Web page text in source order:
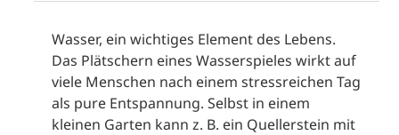
Wasser, ein wichtiges Element des Lebens.
Das Plätschern eines Wasserspieles wirkt auf
viele Menschen nach einem stressreichen Tag
als pure Entspannung. Selbst in einem
kleinen Garten kann z. B. ein Quellerstein mit